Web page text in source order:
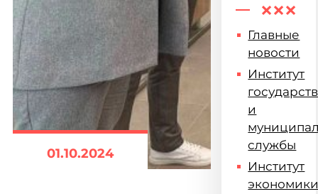
01.10.2024
Главные
новости
Институт
и
службы
Институт